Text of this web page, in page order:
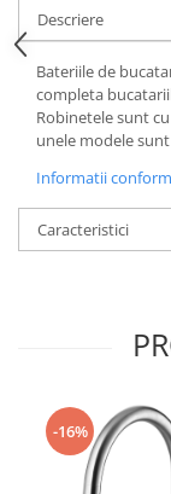
Descriere
Bateriile de
completa
Robinetele sunt
unele modele
Informatii
Caracteristici
-16%